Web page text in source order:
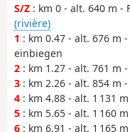
S/Z : km 0 - alt. 640 m -
(rivière)
1 : km 0.47 - alt. 676 m
einbiegen
2 : km 1.27 - alt. 761 m
3 : km 2.26 - alt. 854 m
4 : km 4.88 - alt. 1 131
5 : km 5.65 - alt. 1 160
6 : km 6.91 - alt. 1 165